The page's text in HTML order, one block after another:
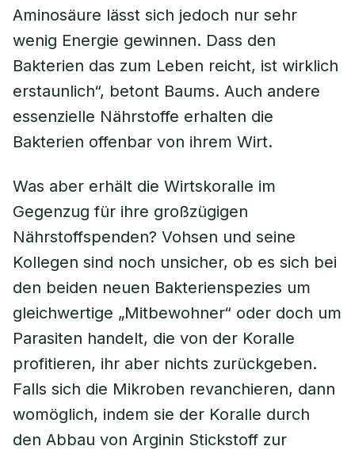
Aminosäure lässt sich jedoch nur sehr
wenig Energie gewinnen. Dass den
Bakterien das zum Leben reicht, ist wirklich
erstaunlich“, betont Baums. Auch andere
essenzielle Nährstoffe erhalten die
Bakterien offenbar von ihrem Wirt.
Was aber erhält die Wirtskoralle im
Gegenzug für ihre großzügigen
Nährstoffspenden? Vohsen und seine
Kollegen sind noch unsicher, ob es sich bei
den beiden neuen Bakterienspezies um
gleichwertige „Mitbewohner“ oder doch um
Parasiten handelt, die von der Koralle
profitieren, ihr aber nichts zurückgeben.
Falls sich die Mikroben revanchieren, dann
womöglich, indem sie der Koralle durch
den Abbau von Arginin Stickstoff zur